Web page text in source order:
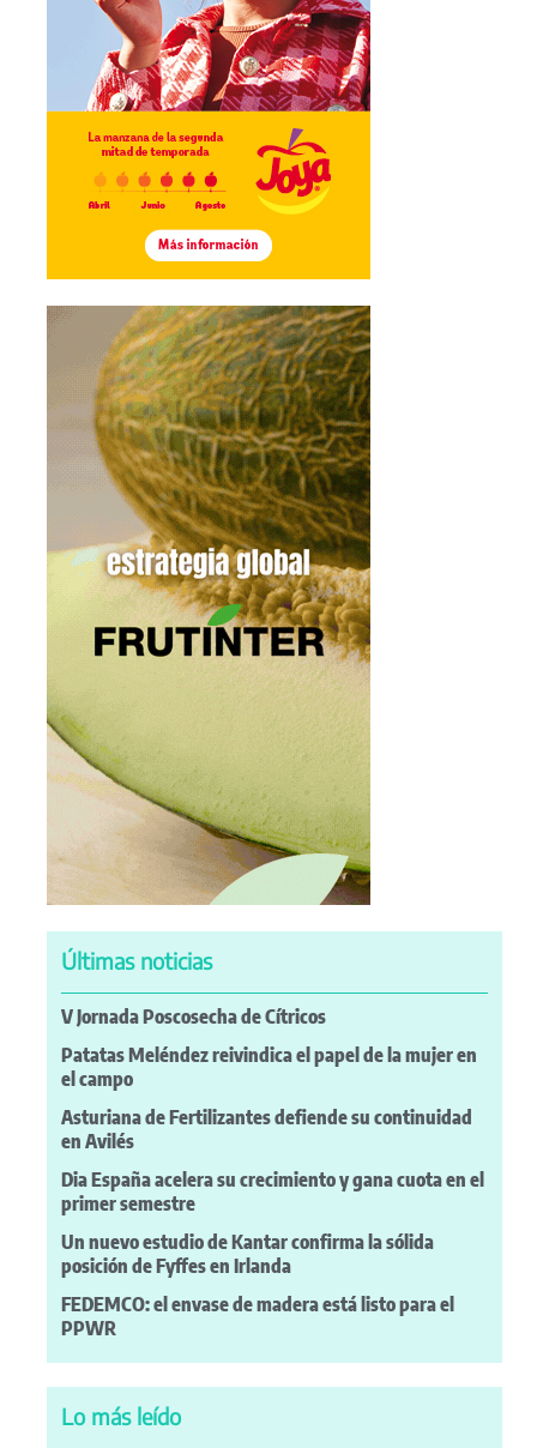
Últimas noticias
V Jornada Poscosecha de Cítricos
Patatas Meléndez reivindica el papel de la mujer en
el campo
Asturiana de Fertilizantes defiende su continuidad
en Avilés
Dia España acelera su crecimiento y gana cuota en el
primer semestre
Un nuevo estudio de Kantar confirma la sólida
posición de Fyffes en Irlanda
FEDEMCO: el envase de madera está listo para el
PPWR
Lo más leído